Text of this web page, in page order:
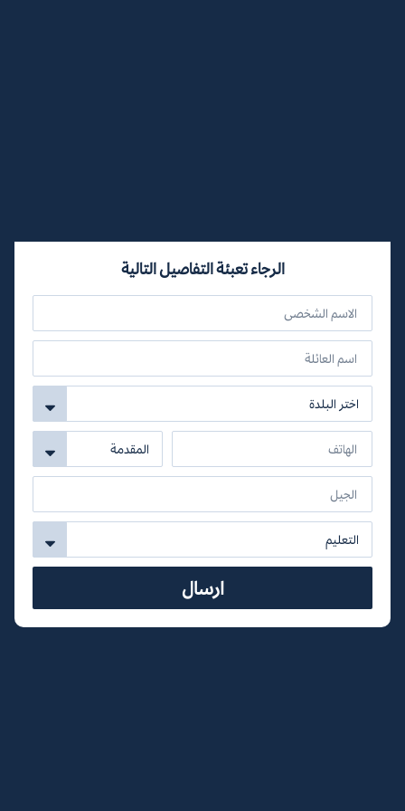
الرجاء تعبئة التفاصيل التالية
ارسال